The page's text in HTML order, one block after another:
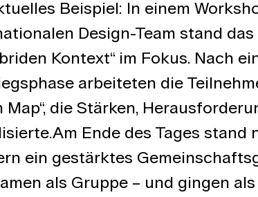
Beispiel: In einem
Design-Team stand
Kontext“ im Fokus. Nach
arbeiteten die
Map“, die Stärken,
Ende des Tages stand
ein gestärktes
als Gruppe – und gingen